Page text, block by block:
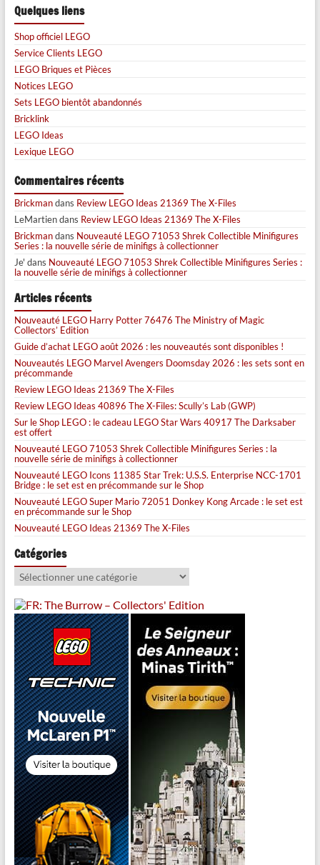
Quelques liens
Shop officiel LEGO
Service Clients LEGO
LEGO Briques et Pièces
Notices LEGO
Sets LEGO bientôt abandonnés
Bricklink
LEGO Ideas
Lexique LEGO
Commentaires récents
Brickmandans Review LEGO Ideas 21369 The X-Files
LeMartiendans Review LEGO Ideas 21369 The X-Files
Brickmandans Nouveauté LEGO 71053 Shrek Collectible Minifigures
Series : la nouvelle série de minifigs à collectionner
Je' dans Nouveauté LEGO 71053 Shrek Collectible Minifigures Series :
la nouvelle série de minifigs à collectionner
Articles récents
Nouveauté LEGO Harry Potter 76476 The Ministry of Magic
Collectors’ Edition
Guide d’achat LEGO août 2026 : les nouveautés sont disponibles !
Nouveautés LEGO Marvel Avengers Doomsday 2026 : les sets sont en
précommande
Review LEGO Ideas 21369 The X-Files
Review LEGO Ideas 40896 The X-Files: Scully’s Lab (GWP)
Sur le Shop LEGO : le cadeau LEGO Star Wars 40917 The Darksaber
est offert
Nouveauté LEGO 71053 Shrek Collectible Minifigures Series : la
nouvelle série de minifigs à collectionner
Nouveauté LEGO Icons 11385 Star Trek: U.S.S. Enterprise NCC-1701
Bridge : le set est en précommande sur le Shop
Nouveauté LEGO Super Mario 72051 Donkey Kong Arcade : le set est
en précommande sur le Shop
Nouveauté LEGO Ideas 21369 The X-Files
Catégories
Catégories